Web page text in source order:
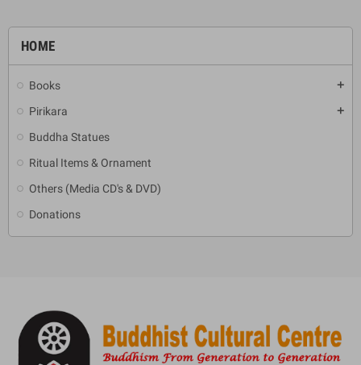
HOME
Books add
Pirikara add
Buddha Statues
Ritual Items & Ornament
Others (Media CD's & DVD)
Donations